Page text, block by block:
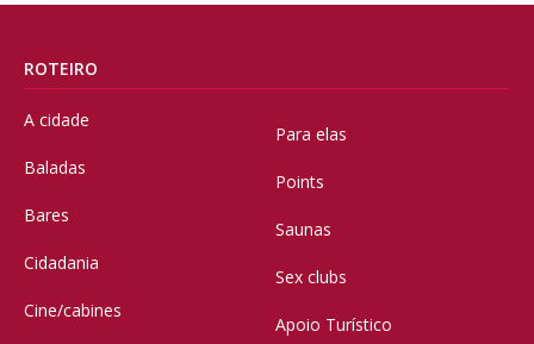
ROTEIRO
A cidade
Baladas
Bares
Cidadania
Cine/cabines
Para elas
Points
Saunas
Sex clubs
Apoio Turístico